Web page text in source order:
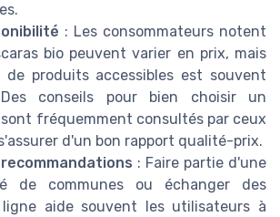
: Les consommateurs notent
bio peuvent varier en prix, mais
de produits accessibles est souvent
Des conseils pour bien choisir un
sont fréquemment consultés par ceux
d'un bon rapport qualité-prix.
: Faire partie d'une
de communes ou échanger des
aide souvent les utilisateurs à